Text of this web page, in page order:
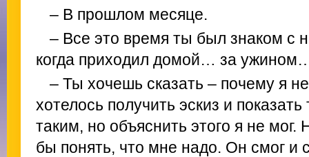
– В прошлом месяце.
– Все это время ты был знаком с
когда приходил домой… за
– Ты хочешь сказать – почему я
хотелось получить эскиз и
таким, но объяснить этого я не мог.
бы понять, что мне надо. Он смог и